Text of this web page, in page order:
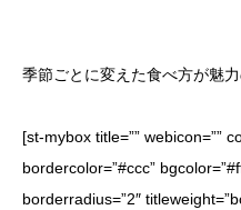
季節ごとに変えた食べ方が魅力
[st-mybox title=”” webicon=””
bordercolor=”#ccc”
borderradius=”2″